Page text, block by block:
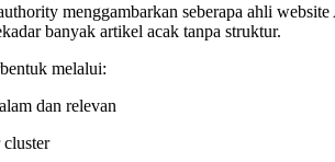
menggambarkan seberapa ahli
banyak artikel acak tanpa struktur.
melalui:
dan relevan